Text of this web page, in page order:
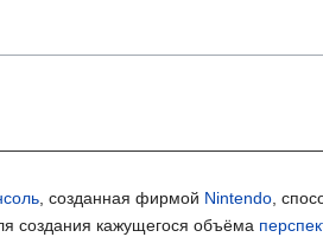
, созданная фирмой Nintendo ,
создания кажущегося объёма